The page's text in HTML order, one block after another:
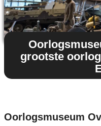
grootste
Oorlogsmuseum